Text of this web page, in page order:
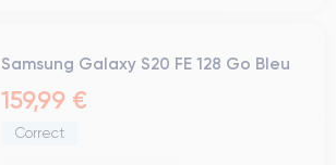
Samsung Galaxy S20 FE 128 Go Bleu
159,99 €
Correct